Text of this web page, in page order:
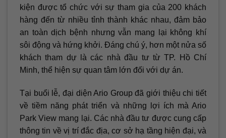
kiện được tổ chức với sự tham gia của 200 khách
hàng đến từ nhiều tỉnh thành khác nhau, đảm bảo
an toàn dịch bệnh nhưng vẫn mang lại không khí
sôi động và hứng khởi. Đáng chú ý, hơn một nửa số
khách tham dự là các nhà đầu tư từ TP. Hồ Chí
Minh, thể hiện sự quan tâm lớn đối với dự án.
Tại buổi lễ, đại diện Ario Group đã giới thiệu chi tiết
về tiềm năng phát triển và những lợi ích mà Ario
Park View mang lại. Các nhà đầu tư được cung cấp
thông tin về vị trí đắc địa, cơ sở hạ tầng hiện đại, và